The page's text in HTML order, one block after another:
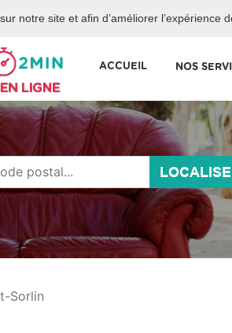
ACCUEIL NOS
Sorlin
notre site et afin d’améliorer l’expérience